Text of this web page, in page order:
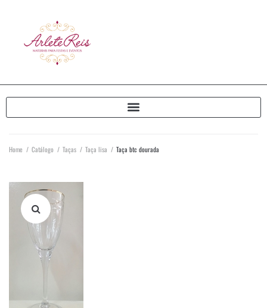
Home / Catálogo / Taças / Taça lisa / Taça btc dourada